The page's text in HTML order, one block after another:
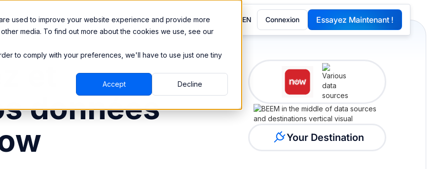
used to improve your website experience and provide more
media. To find out more about the cookies we use, see our
to comply with your preferences, we'll have to use just one tiny
Accept Decline
Intégrations Tarification EN Connexion
G
Essayez Maintenant !
données
Your Destination